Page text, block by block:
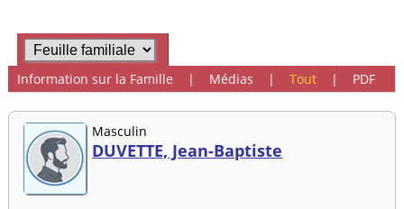
Information sur la Famille | Médias | Tout| PDF
Masculin
DUVETTE, Jean-Baptiste